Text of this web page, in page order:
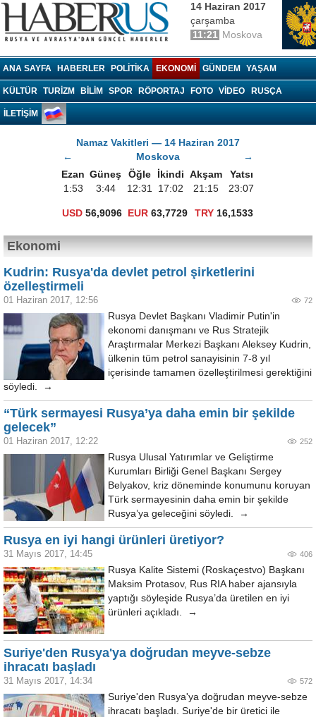
14 Haziran 2017
çarşamba
11:21 Moskova
ANA SAYFA HABERLER POLITIKA EKONOMI GÜNDEM YAŞAM
KÜLTÜR TURIZM BILIM SPOR RÖPORTAJ FOTO VIDEO RUSÇA
İLETİŞİM
Namaz Vakitleri — 14 Haziran 2017
←
Moskova
→
Ezan Güneş Öğle İkindi Akşam
Yatsı
1:53
3:44 12:31 17:02 21:15 23:07
USD 56,9096 EUR 63,7729 TRY16,1533
Ekonomi
Kudrin: Rusya'da devlet petrol şirketlerini
özelleştirmeli
01 Haziran 2017, 12:56 72
Rusya Devlet Başkanı Vladimir Putin'in
ekonomi danışmanı ve Rus Stratejik
Araştırmalar Merkezi Başkanı Aleksey Kudrin,
ülkenin tüm petrol sanayisinin 7-8 yıl
içerisinde tamamen özelleştirilmesi gerektiğini
söyledi. →
“Türk sermayesi Rusya’ya daha emin bir şekilde
gelecek”
01 Haziran 2017, 12:22 252
Rusya Ulusal Yatırımlar ve Geliştirme
Kurumları Birliği Genel Başkanı Sergey
Belyakov, kriz döneminde konumunu koruyan
Türk sermayesinin daha emin bir şekilde
Rusya’ya geleceğini söyledi. →
Rusya en iyi hangi ürünleri üretiyor?
31 Mayıs 2017, 14:45 406
Rusya Kalite Sistemi (Roskaçestvo) Başkanı
Maksim Protasov, Rus RIA haber ajansıyla
yaptığı söyleşide Rusya’da üretilen en iyi
ürünleri açıkladı. →
Suriye'den Rusya'ya doğrudan meyve-sebze
ihracatı başladı
31 Mayıs 2017, 14:34 572
Suriye'den Rusya'ya doğrudan meyve-sebze
ihracatı başladı. Suriye'de bir üretici ile